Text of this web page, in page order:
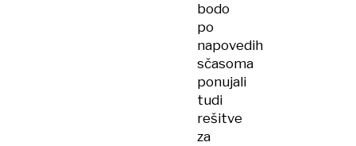
bodo
po
napovedih
sčasoma
ponujali
tudi
rešitve
za